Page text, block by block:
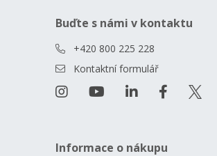
Buďte s námi v kontaktu
+420 800 225 228
Kontaktní formulář
Informace o nákupu